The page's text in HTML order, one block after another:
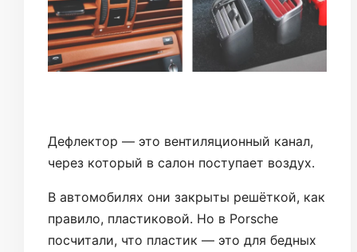
Дефлектор — это вентиляционный канал,
через который в салон поступает воздух.
В автомобилях они закрыты решёткой, как
правило, пластиковой. Но в Porsche
посчитали, что пластик — это для бедных